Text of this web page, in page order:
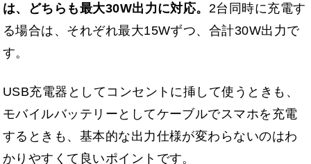
は、どちらも最大30W出力に対応。 2台同時に充電す
る場合は、それぞれ最大15Wずつ、合計30W出力で
す。
USB充電器としてコンセントに挿して使うときも、
モバイルバッテリーとしてケーブルでスマホを充電
するときも、基本的な出力仕様が変わらないのはわ
かりやすくて良いポイントです。